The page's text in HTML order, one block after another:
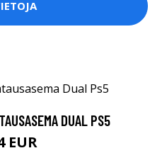
DUAL PS5
EUR